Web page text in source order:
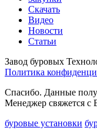
Скачать
Видео
Новости
Статьи
Завод буровых
Политика
Спасибо. Данные
Менеджер свяжется с
буровые установки